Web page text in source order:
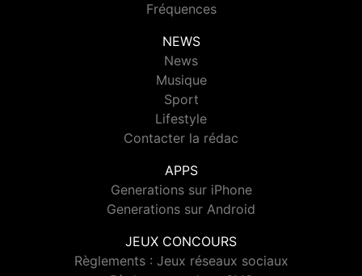
Fréquences
NEWS
News
Musique
Sport
Lifestyle
Contacter la rédac
APPS
Generations sur iPhone
Generations sur Android
JEUX CONCOURS
Règlements : Jeux réseaux sociaux